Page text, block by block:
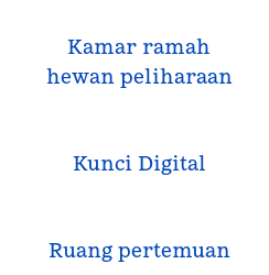
Kamar ramah
hewan peliharaan
Kunci Digital
Ruang pertemuan